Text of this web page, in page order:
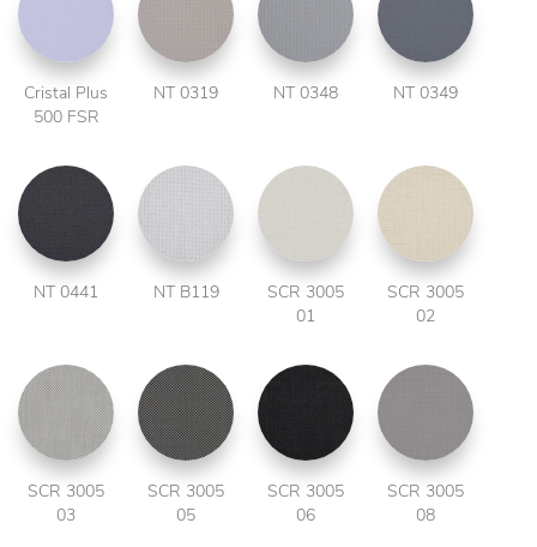
Cristal Plus
500 FSR
NT 0319 NT 0348 NT 0349
NT 0441 NT B119
SCR 3005
01
SCR 3005
02
SCR 3005
03
SCR 3005
05
SCR 3005
06
SCR 3005
08